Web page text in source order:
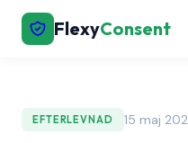
FlexyConsent
EFTERLEVNAD 15 maj